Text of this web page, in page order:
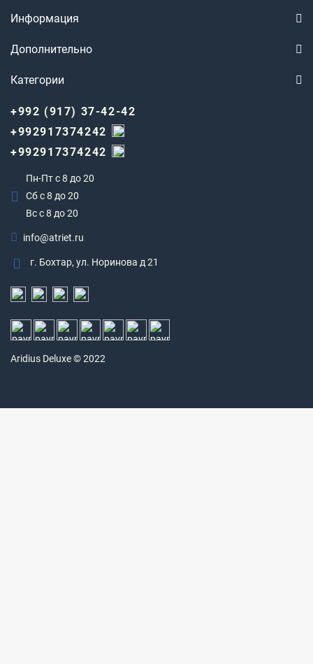
Информация
Дополнительно
Категории
+992 (917) 37-42-42
+992917374242
+992917374242
Пн-Пт с 8 до 20
Сб с 8 до 20
Вс c 8 до 20
info@atriet.ru
г. Бохтар, ул. Норинова д 21
Aridius Deluxe © 2022